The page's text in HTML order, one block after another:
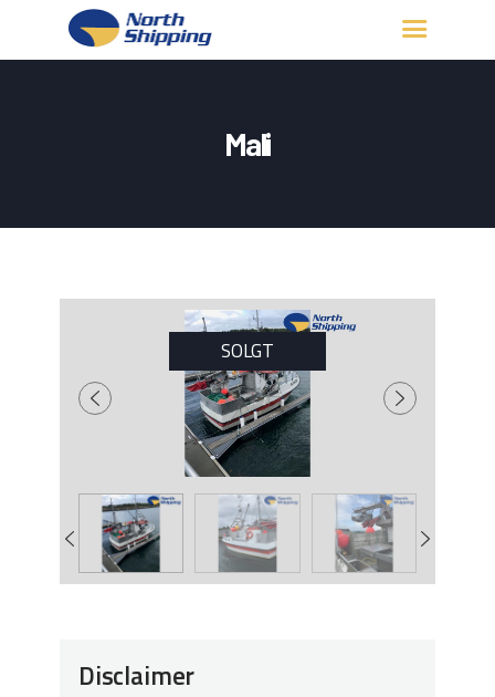
Mali
KONTAKT OSS
SOLGT
Disclaimer